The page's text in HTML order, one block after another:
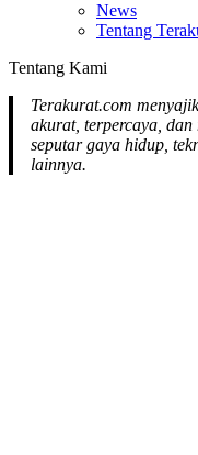
News
Tentang
Tentang Kami
Terakurat.com
akurat, terpercaya,
seputar gaya hidup,
lainnya.